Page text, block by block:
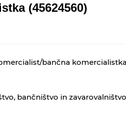
(45624560)
bančna
bančništvo in zavarovalništvo